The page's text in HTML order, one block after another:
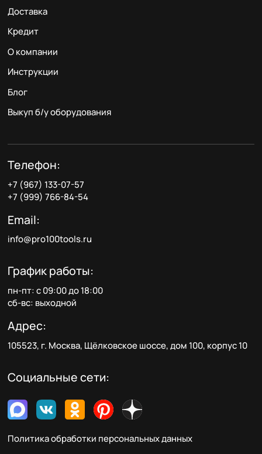
Доставка
Кредит
О компании
Инструкции
Блог
Выкуп б/у оборудования
Телефон:
+7 (967) 133-07-57
+7 (999) 766-84-54
Email:
info@pro100tools.ru
График работы:
пн-пт: с 09:00 до 18:00
сб-вс: выходной
Адрес:
105523, г. Москва, Щёлковское шоссе, дом 100, корпус 10
Социальные сети:
Политика обработки персональных данных